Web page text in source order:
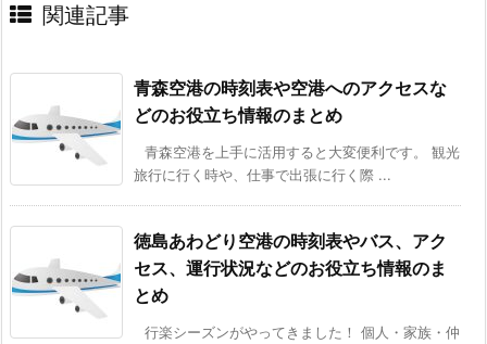
関連記事
青森空港の時刻表や空港へのアクセスな
どのお役立ち情報のまとめ
青森空港を上手に活用すると大変便利です。 観光
旅行に行く時や、仕事で出張に行く際 ...
徳島あわどり空港の時刻表やバス、アク
セス、運行状況などのお役立ち情報のま
とめ
行楽シーズンがやってきました！ 個人・家族・仲